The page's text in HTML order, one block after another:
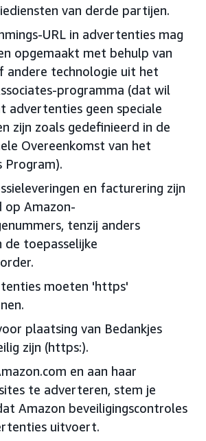
van derde partijen.
URL in advertenties mag
opgemaakt met behulp van
andere technologie uit het
programma (dat wil
advertenties geen speciale
zijn zoals gedefinieerd in de
Overeenkomst van het
Program).
en facturering zijn
op Amazon-
tenzij anders
de toepasselijke
moeten 'https'
plaatsing van Bedankjes
zijn (https:).
en aan haar
te adverteren, stem je
Amazon beveiligingscontroles
uitvoert.